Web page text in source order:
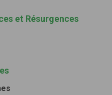
et Résurgences